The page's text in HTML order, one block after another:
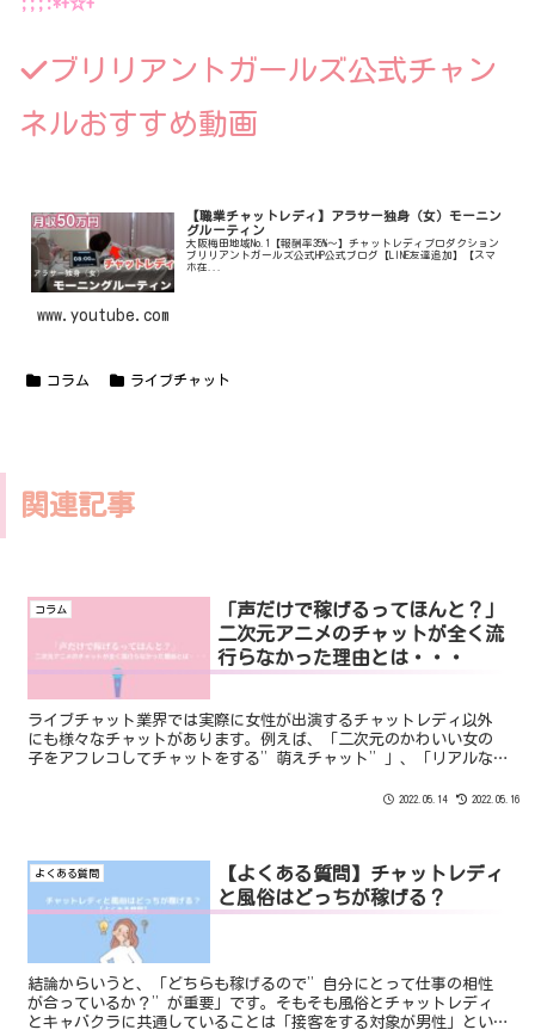
;;;:*+☆+
ブリリアントガールズ公式チャン
ネルおすすめ動画
【職業チャットレディ】アラサー独身（女）モーニン
グルーティン
大阪梅田地域No.1【報酬率35%〜】チャットレディプロダクション
ブリリアントガールズ公式HP公式ブログ【LINE友達追加】【スマ
ホ在...
www.youtube.com
コラム ライブチャット
関連記事
コラム
「声だけで稼げるってほんと？」
二次元アニメのチャットが全く流
行らなかった理由とは・・・
ライブチャット業界では実際に女性が出演するチャットレディ以外
にも様々なチャットがあります。例えば、「二次元のかわいい女の
子をアフレコしてチャットをする”萌えチャット”」、「リアルな
チャット”」。はっきり言って全然流行っていません！！
2022.05.14 2022.05.16
よくある質問
【よくある質問】チャットレディ
と風俗はどっちが稼げる？
結論からいうと、「どちらも稼げるので”自分にとって仕事の相性
が合っているか？”が重要」です。そもそも風俗とチャットレディ
とキャバクラに共通していることは「接客をする対象が男性」とい